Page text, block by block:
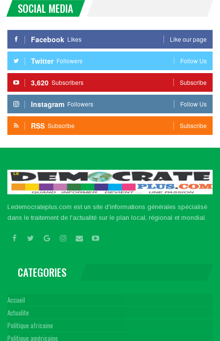
SOCIAL MEDIA
Facebook Likes Like our page
Twitter Followers Follow Us
3,620 Subscribers Subscribe
Instagram Followers Follow Us
RSS Subscribe Subscribe
Ledemocrateplus.com est un site d'informations générales spécialisé
dans le traitement de l'actualité sur le plan local, régional et mondial.
CATEGORIES
Accueil
Actualite
Politique africaine
Politique américaine